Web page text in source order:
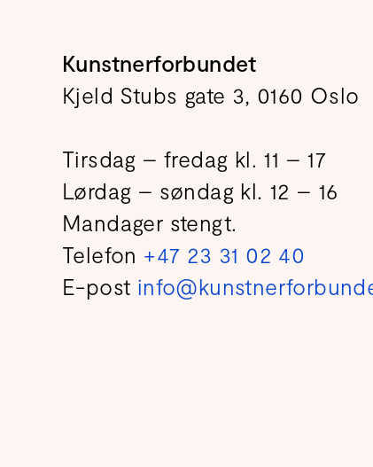
Kunstnerforbundet
Kjeld Stubs gate 3, 0160 Oslo
Tirsdag – fredag kl. 11 – 17
Lørdag – søndag kl. 12 – 16
Mandager stengt.
Telefon +47 23 31 02 40
E-post